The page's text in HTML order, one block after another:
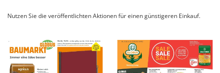
Nutzen Sie die veröffentlichten Aktionen für einen günstigeren Einkauf.